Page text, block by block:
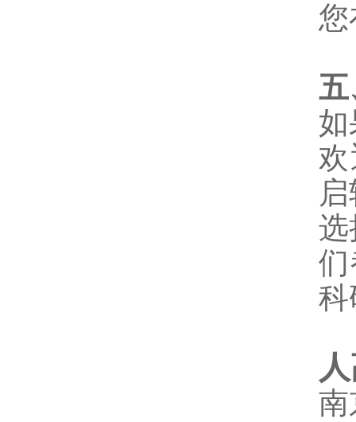
五
选
科
南